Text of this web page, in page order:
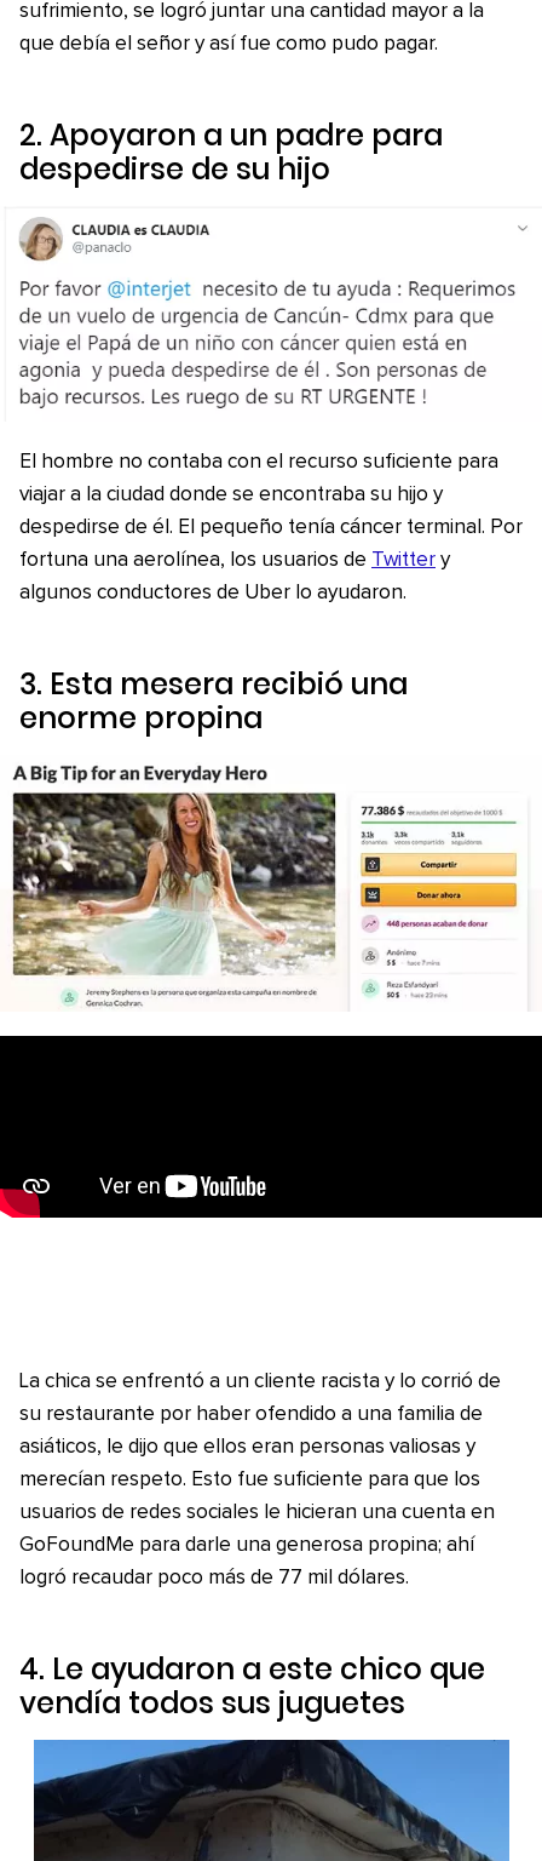
sufrimiento, se logró juntar una cantidad mayor a la
que debía el señor y así fue como pudo pagar.
2. Apoyaron a un padre para
despedirse de su hijo
El hombre no contaba con el recurso suficiente para
viajar a la ciudad donde se encontraba su hijo y
despedirse de él. El pequeño tenía cáncer terminal. Por
fortuna una aerolínea, los usuarios de Twitter y
algunos conductores de Uber lo ayudaron.
3. Esta mesera recibió una
enorme propina
La chica se enfrentó a un cliente racista y lo corrió de
su restaurante por haber ofendido a una familia de
asiáticos, le dijo que ellos eran personas valiosas y
merecían respeto. Esto fue suficiente para que los
usuarios de redes sociales le hicieran una cuenta en
GoFoundMe para darle una generosa propina; ahí
logró recaudar poco más de 77 mil dólares.
4. Le ayudaron a este chico que
vendía todos sus juguetes